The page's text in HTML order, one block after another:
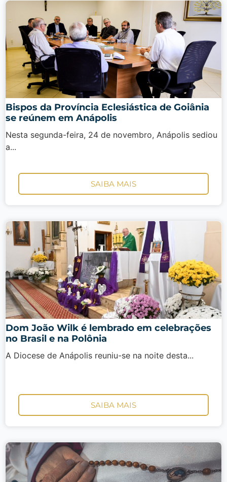
Bispos da Província Eclesiástica de Goiânia
se reúnem em Anápolis
Nesta segunda-feira, 24 de novembro, Anápolis sediou
a...
SAIBA MAIS
Dom João Wilk é lembrado em celebrações
no Brasil e na Polônia
A Diocese de Anápolis reuniu-se na noite desta...
SAIBA MAIS